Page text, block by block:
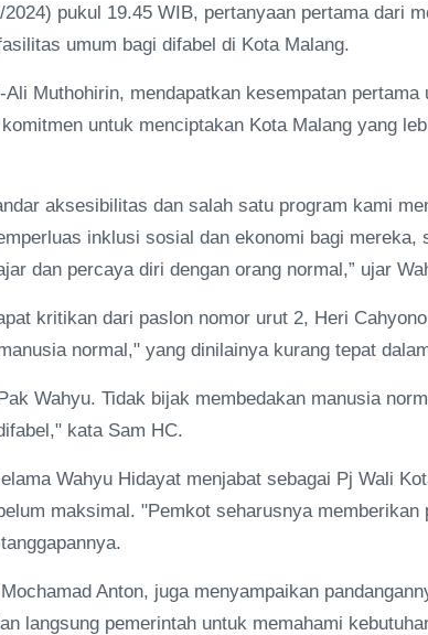
pukul 19.45 WIB, pertanyaan pertama dari
umum bagi difabel di Kota Malang.
Muthohirin, mendapatkan kesempatan pertama
untuk menciptakan Kota Malang yang
aksesibilitas dan salah satu program kami
inklusi sosial dan ekonomi bagi mereka,
dan percaya diri dengan orang normal,” ujar
kritikan dari paslon nomor urut 2, Heri
normal," yang dinilainya kurang tepat
Wahyu. Tidak bijak membedakan manusia
kata Sam HC.
Wahyu Hidayat menjabat sebagai Pj Wali
maksimal. "Pemkot seharusnya
Anton, juga menyampaikan
langsung pemerintah untuk memahami